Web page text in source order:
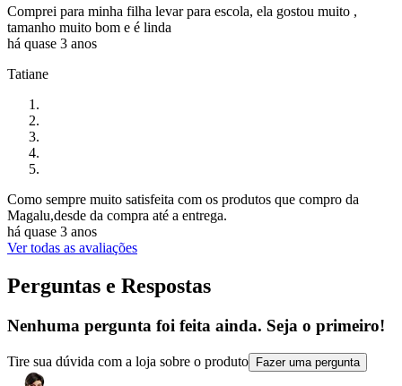
Comprei para minha filha levar para escola, ela gostou muito ,
tamanho muito bom e é linda
há quase 3 anos
Tatiane
Como sempre muito satisfeita com os produtos que compro da
Magalu,desde da compra até a entrega.
há quase 3 anos
Ver todas as avaliações
Perguntas e Respostas
Nenhuma pergunta foi feita ainda. Seja o primeiro!
Tire sua dúvida com a loja sobre o produto Fazer uma pergunta